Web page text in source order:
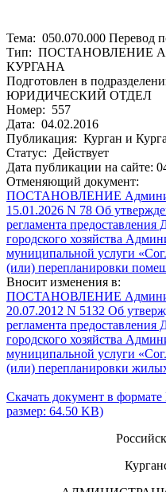
Тема: 050.070.000 Перевод
Тип: ПОСТАНОВЛЕНИЕ
КУРГАНА
Подготовлен в
ЮРИДИЧЕСКИЙ ОТДЕЛ
Номер: 557
Дата: 04.02.2016
Публикация: Курган и
Статус: Действует
Дата публикации на сайте:
Отменяющий документ:
ПОСТАНОВЛЕНИЕ
15.01.2026 N 78 Об
регламента предоставления
городского хозяйства
муниципальной услуги
(или) перепланировки
Вносит изменения в:
ПОСТАНОВЛЕНИЕ
20.07.2012 N 5132 Об
регламента предоставления
городского хозяйства
муниципальной услуги
(или) перепланировки
Скачать документ в
размер: 64.50 KB)